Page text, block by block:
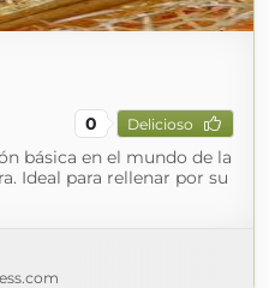
0 Delicioso
básica en el mundo de la
Ideal para rellenar por su